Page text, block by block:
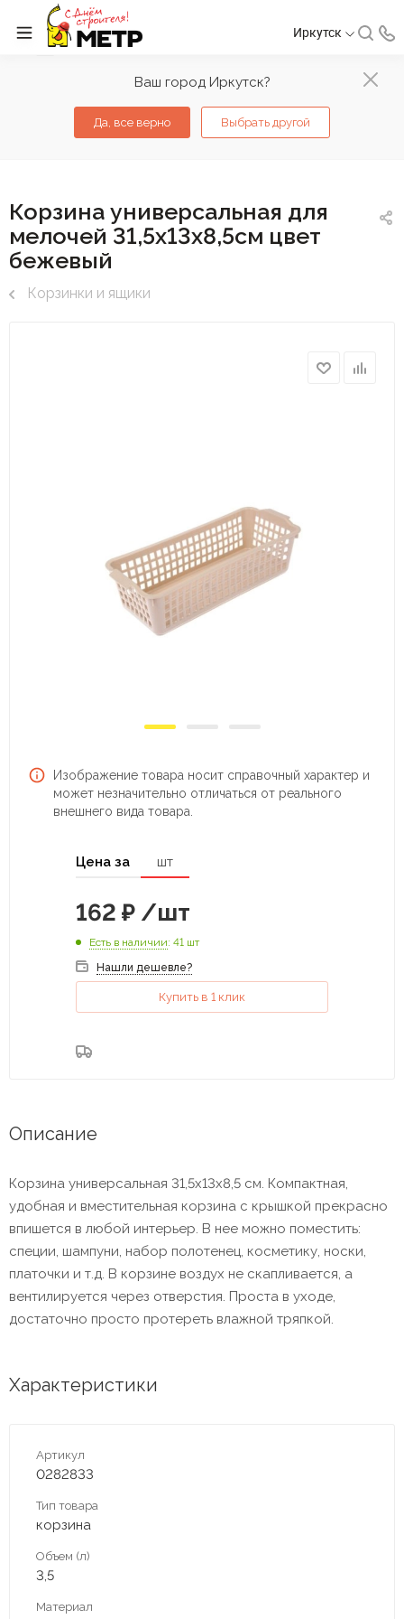
Ваш город Иркутск?
Да, все верно Выбрать другой
Иркутск
Корзина универсальная для
мелочей 31,5х13х8,5см цвет
бежевый
Корзинки и ящики
Изображение товара носит справочный характер и
может незначительно отличаться от реального
внешнего вида товара.
Цена за шт
162 ₽ /шт
Есть в наличии: 41 шт
Нашли дешевле?
Купить в 1 клик
Описание
Корзина универсальная 31,5х13х8,5 см. Компактная,
удобная и вместительная корзина с крышкой прекрасно
впишется в любой интерьер. В нее можно поместить:
специи, шампуни, набор полотенец, косметику, носки,
платочки и т.д. В корзине воздух не скапливается, а
вентилируется через отверстия. Проста в уходе,
достаточно просто протереть влажной тряпкой.
Характеристики
Артикул
0282833
Тип товара
корзина
Объем (л)
3,5
Материал